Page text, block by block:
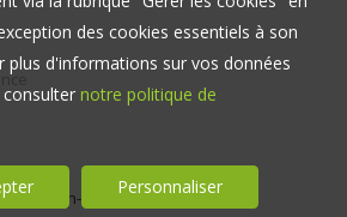
des cookies essentiels à son
plus d'informations sur vos données
consulter notre politique de
Personnaliser